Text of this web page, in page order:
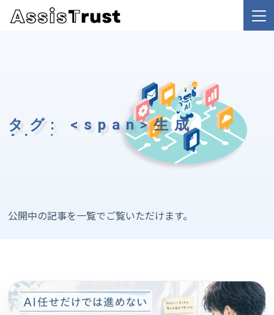
タグ: <span>生成
AI</span>
公開中の記事を一覧でご覧いただけます。